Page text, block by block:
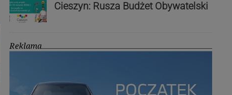
Cieszyn: Rusza Budżet Obywatelski
Reklama